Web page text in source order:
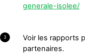
generale-isolee/
3
Voir les rapports
partenaires.